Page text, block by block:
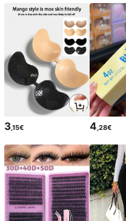
3,15€ 4,28€